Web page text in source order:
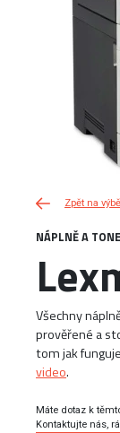
Zpět na
NÁPLNĚ A
Všechny
prověřené a
tom jak
video.
Máte dotaz k
Kontaktujte nás,